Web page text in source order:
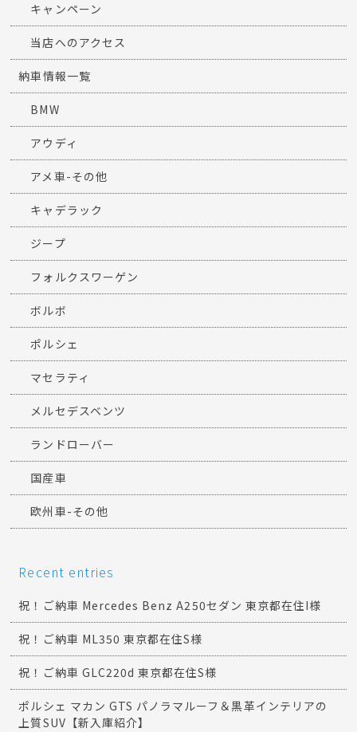
キャンペーン
当店へのアクセス
納車情報一覧
BMW
アウディ
アメ車-その他
キャデラック
ジープ
フォルクスワーゲン
ボルボ
ポルシェ
マセラティ
メルセデスベンツ
ランドローバー
国産車
欧州車-その他
Recent entries
祝！ご納車 Mercedes Benz A250セダン 東京都在住I様
祝！ご納車 ML350 東京都在住S様
祝！ご納車 GLC220d 東京都在住S様
ポルシェ マカン GTS パノラマルーフ＆黒革インテリアの
上質SUV【新入庫紹介】